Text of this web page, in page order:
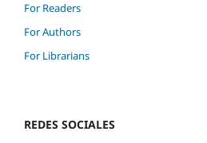
For Readers
For Authors
For Librarians
REDES SOCIALES